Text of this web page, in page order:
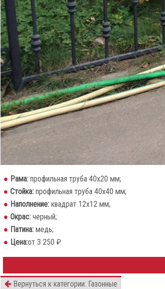
Рама: профильная труба 40х20 мм;
Стойка: профильная труба 40х40 мм;
Наполнение: квадрат 12х12 мм;
Окрас: черный;
Патина: медь;
Цена:от 3 250 ₽
Вернуться к категории: Газонные